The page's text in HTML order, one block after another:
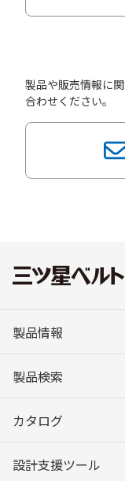
製品や販売情報に
合わせください。
製品情報
製品検索
カタログ
設計支援ツール